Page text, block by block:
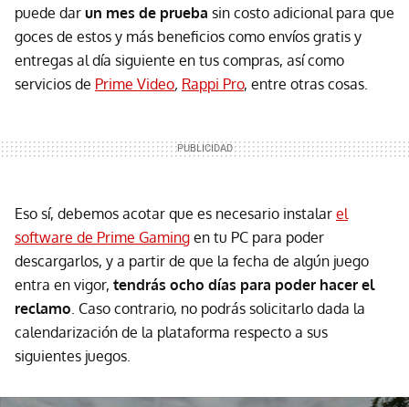
puede dar un mes de prueba sin costo adicional para que
goces de estos y más beneficios como envíos gratis y
entregas al día siguiente en tus compras, así como
servicios de Prime Video, Rappi Pro, entre otras cosas.
Eso sí, debemos acotar que es necesario instalar el
software de Prime Gaming en tu PC para poder
descargarlos, y a partir de que la fecha de algún juego
entra en vigor, tendrás ocho días para poder hacer el
reclamo. Caso contrario, no podrás solicitarlo dada la
calendarización de la plataforma respecto a sus
siguientes juegos.